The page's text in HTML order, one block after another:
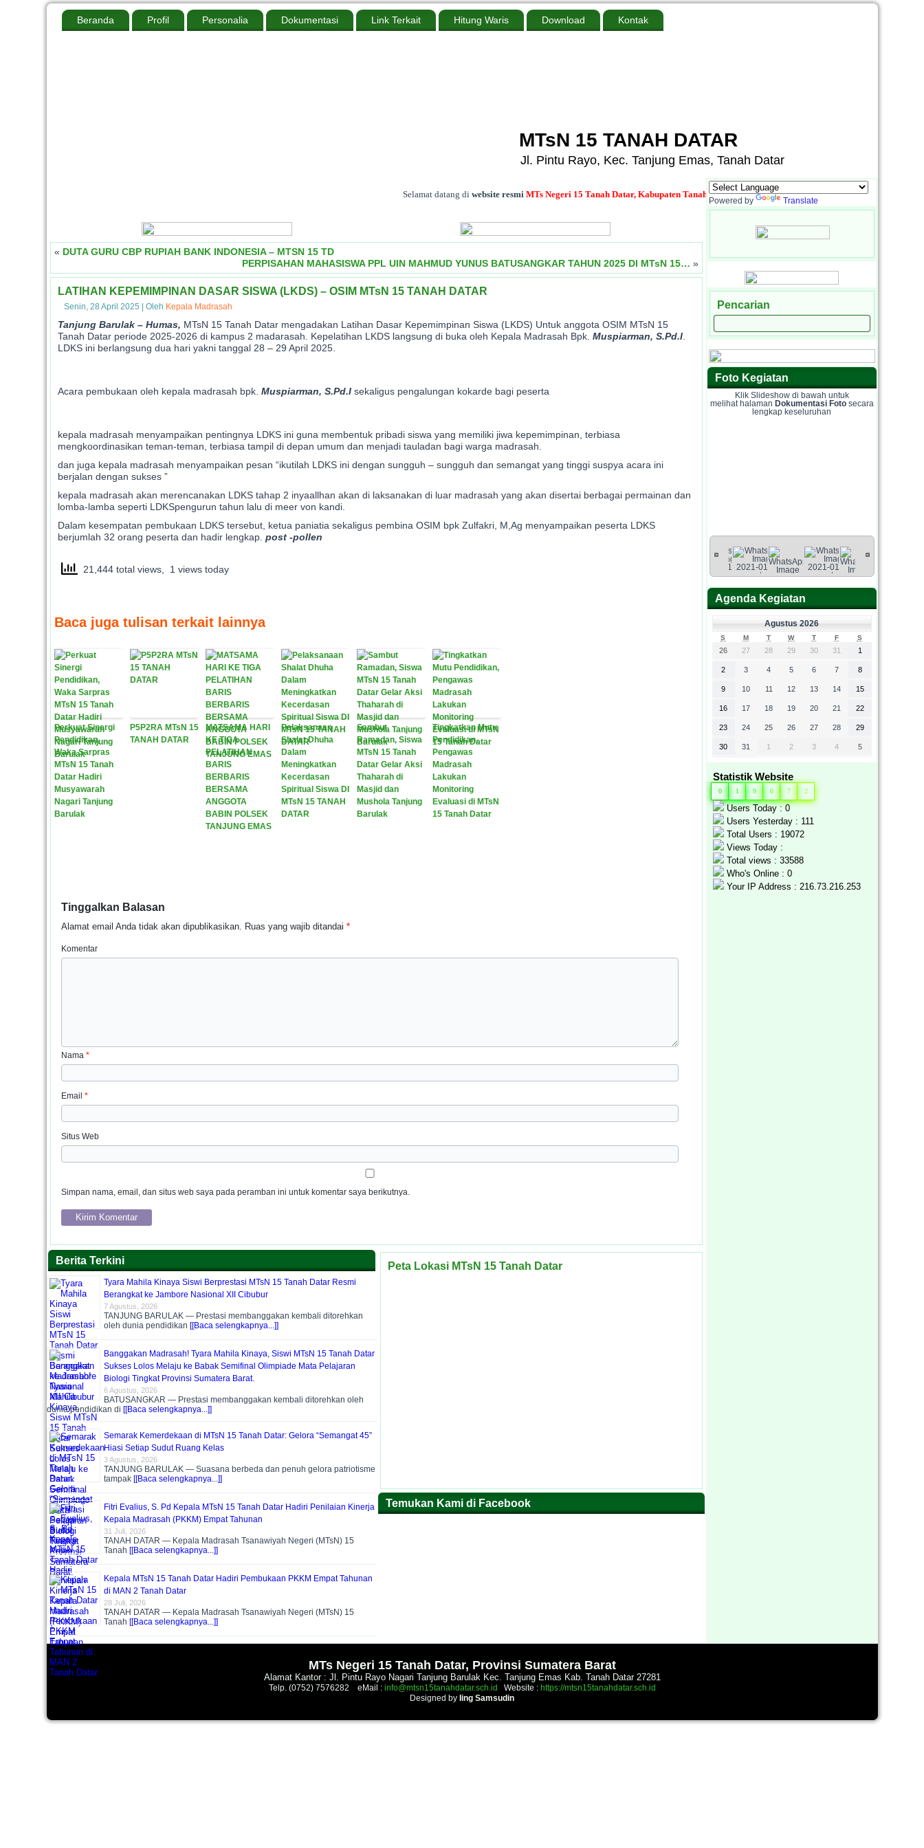
MTsN 15 TANAH DATAR
Jl. Pintu Rayo, Kec. Tanjung Emas, Tanah Datar
Beranda Profil Personalia Dokumentasi Link Terkait Hitung Waris Download Kontak
Selamat datang diwebsite resmi MTs Negeri 15 Tanah Datar, Kabupaten Tanah Datar, Provinsi Sumatera Barat Media Informasi dan Sarana
« DUTA GURU CBP RUPIAH BANK INDONESIA – MTSN 15 TD
PERPISAHAN MAHASISWA PPL UIN MAHMUD YUNUS BATUSANGKAR TAHUN 2025 DI MTsN 15… »
LATIHAN KEPEMIMPINAN DASAR SISWA (LKDS) – OSIM MTsN 15 TANAH DATAR
Senin, 28 April 2025 Oleh Kepala Madrasah
Tanjung Barulak – Humas, MTsN 15 Tanah Datar mengadakan Latihan Dasar Kepemimpinan Siswa (LKDS) Untuk anggota OSIM MTsN 15
Tanah Datar periode 2025-2026 di kampus 2 madarasah. Kepelatihan LKDS langsung di buka oleh Kepala Madrasah Bpk. Muspiarman, S.Pd.I.
LDKS ini berlangsung dua hari yakni tanggal 28 – 29 April 2025.
Acara pembukaan oleh kepala madrasah bpk. Muspiarman, S.Pd.Isekaligus pengalungan kokarde bagi peserta
kepala madrasah menyampaikan pentingnya LDKS ini guna membentuk pribadi siswa yang memiliki jiwa kepemimpinan, terbiasa
mengkoordinasikan teman-teman, terbiasa tampil di depan umum dan menjadi tauladan bagi warga madrasah.
dan juga kepala madrasah menyampaikan pesan “ikutilah LDKS ini dengan sungguh – sungguh dan semangat yang tinggi suspya acara ini
berjalan dengan sukses ”
kepala madrasah akan merencanakan LDKS tahap 2 inyaallhan akan di laksanakan di luar madrasah yang akan disertai berbagai permainan dan
lomba-lamba seperti LDKSpengurun tahun lalu di meer von kandi.
Dalam kesempatan pembukaan LDKS tersebut, ketua paniatia sekaligus pembina OSIM bpk Zulfakri, M,Ag menyampaikan peserta LDKS
berjumlah 32 orang peserta dan hadir lengkap. post -pollen
21,444 total views, 1 views today
Baca juga tulisan terkait lainnya
Perkuat Sinergi
Pendidikan,
Waka Sarpras
MTsN 15 Tanah
Datar Hadiri
Musyawarah
Nagari Tanjung
Barulak
P5P2RA MTsN 15
TANAH DATAR
MATSAMA HARI
KE TIGA
PELATIHAN
BARIS
BERBARIS
BERSAMA
ANGGOTA
BABIN POLSEK
TANJUNG EMAS
Pelaksanaan
Shalat Dhuha
Dalam
Meningkatkan
Kecerdasan
Spiritual Siswa DI
MTsN 15 TANAH
DATAR
Sambut
Ramadan, Siswa
MTsN 15 Tanah
Datar Gelar Aksi
Thaharah di
Masjid dan
Mushola Tanjung
Barulak
Tingkatkan Mutu
Pendidikan,
Pengawas
Madrasah
Lakukan
Monitoring
Evaluasi di MTsN
15 Tanah Datar
Tinggalkan Balasan
Alamat email Anda tidak akan dipublikasikan. Ruas yang wajib ditandai *
Komentar
Nama *
Email *
Situs Web
Simpan nama, email, dan situs web saya pada peramban ini untuk komentar saya berikutnya.
Berita Terkini
Tyara Mahila Kinaya Siswi Berprestasi MTsN 15 Tanah Datar Resmi
Berangkat ke Jambore Nasional XII Cibubur
7 Agustus, 2026
TANJUNG BARULAK — Prestasi membanggakan kembali ditorehkan
oleh dunia pendidikan [[Baca selengkapnya...]]
Banggakan Madrasah! Tyara Mahila Kinaya, Siswi MTsN 15 Tanah Datar
Sukses Lolos Melaju ke Babak Semifinal Olimpiade Mata Pelajaran
Biologi Tingkat Provinsi Sumatera Barat.
6 Agustus, 2026
BATUSANGKAR — Prestasi membanggakan kembali ditorehkan oleh
dunia pendidikan di [[Baca selengkapnya...]]
Semarak Kemerdekaan di MTsN 15 Tanah Datar: Gelora “Semangat 45”
Hiasi Setiap Sudut Ruang Kelas
3 Agustus, 2026
TANJUNG BARULAK — Suasana berbeda dan penuh gelora patriotisme
tampak [[Baca selengkapnya...]]
Fitri Evalius, S. Pd Kepala MTsN 15 Tanah Datar Hadiri Penilaian Kinerja
Kepala Madrasah (PKKM) Empat Tahunan
31 Juli, 2026
TANAH DATAR — Kepala Madrasah Tsanawiyah Negeri (MTsN) 15
Tanah [[Baca selengkapnya...]]
Kepala MTsN 15 Tanah Datar Hadiri Pembukaan PKKM Empat Tahunan
di MAN 2 Tanah Datar
28 Juli, 2026
TANAH DATAR — Kepala Madrasah Tsanawiyah Negeri (MTsN) 15
Tanah [[Baca selengkapnya...]]
Peta Lokasi MTsN 15 Tanah Datar
Temukan Kami di Facebook
Powered by Translate
Pencarian
Foto Kegiatan
Klik Slideshow di bawah untuk
melihat halaman Dokumentasi Fotosecara
lengkap keseluruhan
Agenda Kegiatan
Agustus 2026
S M T W T F S
26 27 28 29 30 31 1
2 3 4 5 6 7 8
9 10 11 12 13 14 15
16 17 18 19 20 21 22
23 24 25 26 27 28 29
30 31 1 2 3 4 5
Statistik Website
0 1 9 0 7 2
Users Today : 0
Users Yesterday : 111
Total Users : 19072
Views Today :
Total views : 33588
Who's Online : 0
Your IP Address : 216.73.216.253
MTs Negeri 15 Tanah Datar, Provinsi Sumatera Barat
Alamat Kantor : Jl. Pintu Rayo Nagari Tanjung Barulak Kec. Tanjung Emas Kab. Tanah Datar 27281
Telp. (0752) 7576282 eMail : info@mtsn15tanahdatar.sch.id Website : https://mtsn15tanahdatar.sch.id
Designed by Iing Samsudin